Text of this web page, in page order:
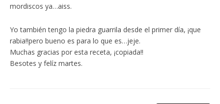
mordiscos ya…aiss.
Yo también tengo la piedra guarrila desde el primer día, ¡que
rabia!!pero bueno es para lo que es…jeje.
Muchas gracias por esta receta, ¡copiada!!
Besotes y felíz martes.